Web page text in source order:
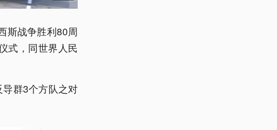
斯战争胜利80周
式，同世界人民
群3个方队之对